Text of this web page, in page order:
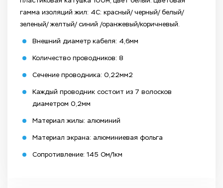
гамма изоляций жил: 4С: красный/ черный/ белый/
зеленый/ желтый/ синий /оранжевый/коричневый.
Внешний диаметр кабеля: 4,6мм
Количество проводников: 8
Сечение проводника: 0,22мм2
Каждый проводник состоит из 7 волосков
диаметром 0,2мм
Материал жилы: алюминий
Материал экрана: алюминиевая фольга
Сопротивление: 145 Ом/1км